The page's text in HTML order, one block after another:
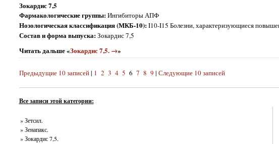
Зокардис 7,5
Фармакологические группы:Ингибиторы АПФ
Нозологическая классификация (МКБ-10):I10-I15 Болезни, характеризующиеся
Состав и форма выпуска:Зокардис 7,5
Читать дальше «Зокардис 7,5. →»
Предыдущие 10 записей| 1 2 3 4 5 6 7 8 9 | Следующие 10 записей
Все записи этой категории:
» Зетсил.
» Зенапакс.
» Зокардис 7,5.